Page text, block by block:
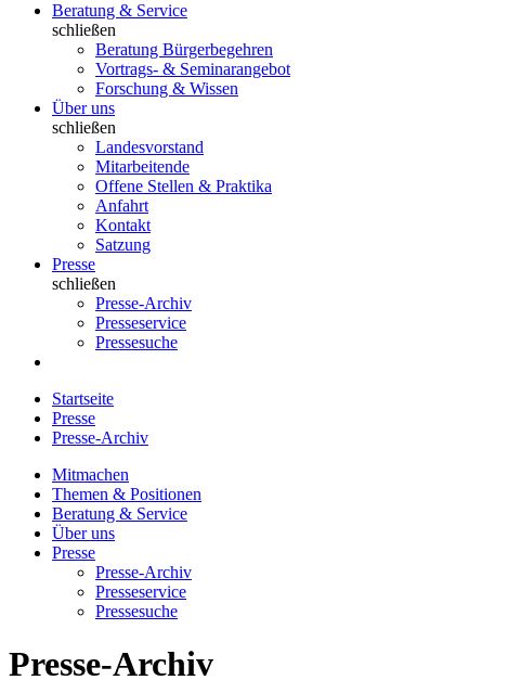
Beratung & Service
schließen
Beratung Bürgerbegehren
Vortrags- & Seminarangebot
Forschung & Wissen
Über uns
schließen
Landesvorstand
Mitarbeitende
Offene Stellen & Praktika
Anfahrt
Kontakt
Satzung
Presse
schließen
Presse-Archiv
Presseservice
Pressesuche
Startseite
Presse
Presse-Archiv
Mitmachen
Themen & Positionen
Beratung & Service
Über uns
Presse
Presse-Archiv
Presseservice
Pressesuche
Presse-Archiv